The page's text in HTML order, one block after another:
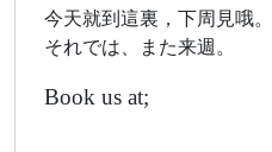
今天就到這裏，下周見哦。
それでは、また来週。
Book us at;